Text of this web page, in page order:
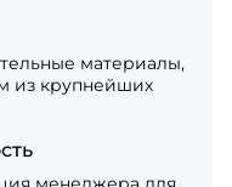
материалы,
из крупнейших